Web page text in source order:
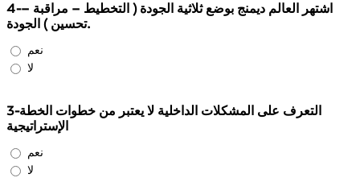
4-اشتهر العالم ديمنج بوضع ثلاثية الجودة ( التخطيط – مراقبة –
تحسين ) الجودة.
نعم
لا
3-التعرف على المشكلات الداخلية لا يعتبر من خطوات الخطة
الإستراتيجية
نعم
لا